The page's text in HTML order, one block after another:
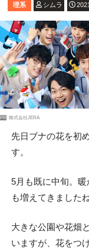
理系 シムラ
PR 株式会社JERA
先日ブナの花を初
す。
5月も既に中旬。
も増えてきましたね
大きな公園や花畑
いますが、花をつ